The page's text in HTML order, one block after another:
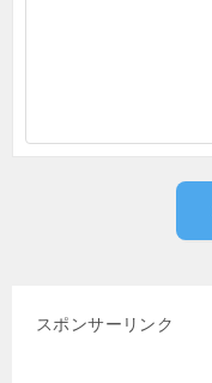
スポンサーリンク